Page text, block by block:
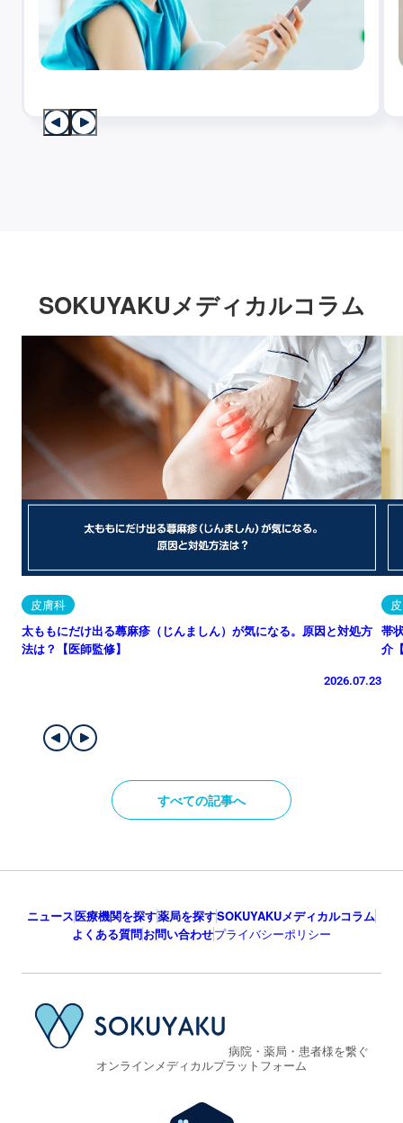
SOKUYAKUメディカルコラム
皮膚科
太ももにだけ出る蕁麻疹（じんましん）が気になる。原因と対処方
法は？【医師監修】
2026.07.23
帯
介
すべての記事へ
ニュース医療機関を探す薬局を探すSOKUYAKUメディカルコラム
よくある質問お問い合わせプライバシーポリシー
病院・薬局・患者様を繋ぐ
オンラインメディカルプラットフォーム